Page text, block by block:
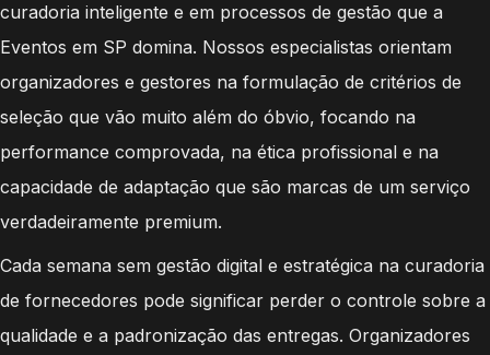
curadoria inteligente e em processos de gestão que a
Eventos em SP domina. Nossos especialistas orientam
organizadores e gestores na formulação de critérios de
seleção que vão muito além do óbvio, focando na
performance comprovada, na ética profissional e na
capacidade de adaptação que são marcas de um serviço
verdadeiramente premium.
Cada semana sem gestão digital e estratégica na curadoria
de fornecedores pode significar perder o controle sobre a
qualidade e a padronização das entregas. Organizadores